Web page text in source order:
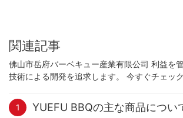
関連記事
佛山市岳府バーベキュー産業有限公司 利益を
技術による開発を追求します。 今すぐチェッ
1 YUEFU BBQの主な商品につい